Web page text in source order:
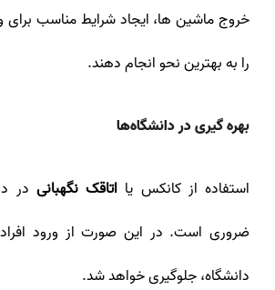
خروج ماشین‌ ها، ایجاد شرایط مناسب برای
را به بهترین نحو انجام دهند.
بهره گیری در دانشگاه‌ها
استفاده از کانکس یا اتاقک نگهبانی در
ضروری است. در این صورت از ورود
دانشگاه، جلوگیری خواهد شد.